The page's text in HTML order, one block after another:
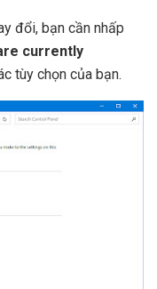
đổi, bạn cần nhấp
currently
tùy chọn của bạn.